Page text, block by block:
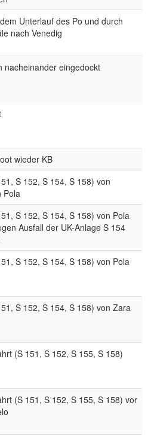
Unterlauf des Po und durch
nach Venedig
nacheinander eingedockt
wieder KB
S 152, S 154, S 158) von
Pola
S 152, S 154, S 158) von Pola
Ausfall der UK-Anlage S 154
S 152, S 154, S 158) von Pola
S 152, S 154, S 158) von Zara
(S 151, S 152, S 155, S 158)
(S 151, S 152, S 155, S 158) vor